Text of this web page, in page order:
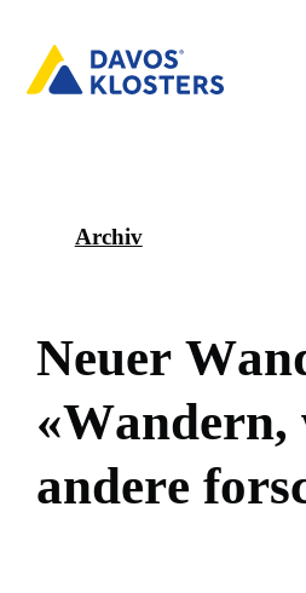
Archiv
Neuer Wan
«Wandern,
andere fors